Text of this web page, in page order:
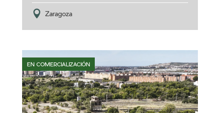
Zaragoza
EN COMERCIALIZACIÓN